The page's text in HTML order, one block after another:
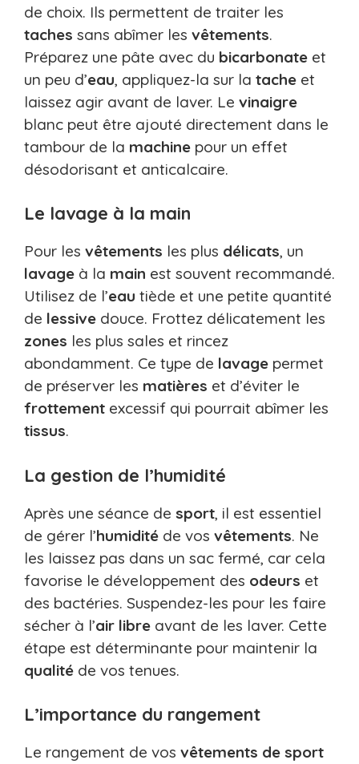
de choix. Ils permettent de traiter les
taches sans abîmer les vêtements.
Préparez une pâte avec du bicarbonate et
un peu d’eau, appliquez-la sur la tache et
laissez agir avant de laver. Le vinaigre
blanc peut être ajouté directement dans le
tambour de la machine pour un effet
désodorisant et anticalcaire.
Le lavage à la main
Pour les vêtements les plus délicats, un
lavage à la main est souvent recommandé.
Utilisez de l’eau tiède et une petite quantité
de lessive douce. Frottez délicatement les
zones les plus sales et rincez
abondamment. Ce type de lavage permet
de préserver les matières et d’éviter le
frottement excessif qui pourrait abîmer les
tissus.
La gestion de l’humidité
Après une séance de sport, il est essentiel
de gérer l’humidité de vos vêtements. Ne
les laissez pas dans un sac fermé, car cela
favorise le développement des odeurs et
des bactéries. Suspendez-les pour les faire
sécher à l’air libre avant de les laver. Cette
étape est déterminante pour maintenir la
qualité de vos tenues.
L’importance du rangement
Le rangement de vos vêtements de sport